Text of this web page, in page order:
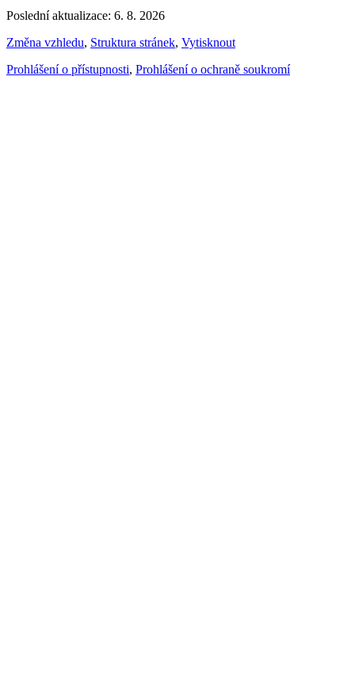
Poslední aktualizace: 6. 8. 2026
Změna vzhledu, Struktura stránek, Vytisknout
Prohlášení o přístupnosti, Prohlášení o ochraně soukromí